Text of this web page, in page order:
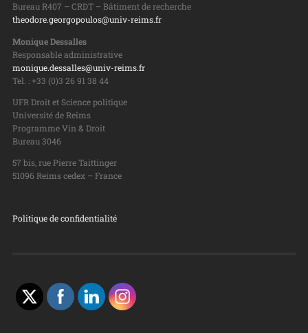
Bureau R407 – CRDT – Bâtiment de recherche
theodore.georgopoulos@univ-reims.fr
Monique Dessalles
Responsable administrative
monique.dessalles@univ-reims.fr
Tel. : +33 (0)3 26 91 38 44
UFR Droit et Science politique
Université de Reims
Programme Vin & Droit
Bureau 3046
57 bis, rue Pierre Taittinger
51096 Reims cedex – France
Politique de confidentialité